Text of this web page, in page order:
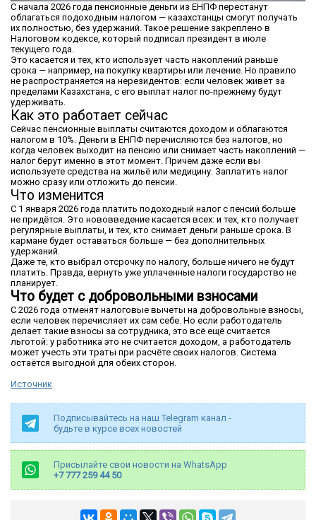
С начала 2026 года пенсионные деньги из ЕНПФ перестанут
облагаться подоходным налогом — казахстанцы смогут получать
их полностью, без удержаний. Такое решение закреплено в
Налоговом кодексе, который подписал президент в июле
текущего года.
Это касается и тех, кто использует часть накоплений раньше
срока — например, на покупку квартиры или лечение. Но правило
не распространяется на нерезидентов: если человек живёт за
пределами Казахстана, с его выплат налог по-прежнему будут
удерживать.
Как это работает сейчас
Сейчас пенсионные выплаты считаются доходом и облагаются
налогом в 10%. Деньги в ЕНПФ перечисляются без налогов, но
когда человек выходит на пенсию или снимает часть накоплений —
налог берут именно в этот момент. Причём даже если вы
используете средства на жильё или медицину. Заплатить налог
можно сразу или отложить до пенсии.
Что изменится
С 1 января 2026 года платить подоходный налог с пенсий больше
не придётся. Это нововведение касается всех: и тех, кто получает
регулярные выплаты, и тех, кто снимает деньги раньше срока. В
кармане будет оставаться больше — без дополнительных
удержаний.
Даже те, кто выбрал отсрочку по налогу, больше ничего не будут
платить. Правда, вернуть уже уплаченные налоги государство не
планирует.
Что будет с добровольными взносами
С 2026 года отменят налоговые вычеты на добровольные взносы,
если человек перечисляет их сам себе. Но если работодатель
делает такие взносы за сотрудника, это всё ещё считается
льготой: у работника это не считается доходом, а работодатель
может учесть эти траты при расчёте своих налогов. Система
остаётся выгодной для обеих сторон.
Источник
Подписывайтесь на наш Telegram канал -
будьте в курсе всех новостей
Присылайте свои новости на WhatsApp
+7 777 259 44 50